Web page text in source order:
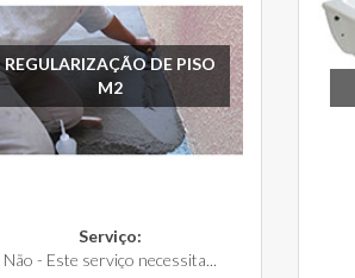
REGULARIZAÇÃO DE PISO
M2
Serviço:
Não - Este serviço necessita...